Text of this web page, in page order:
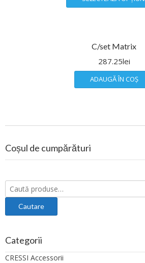
C/set Matrix
287.25lei
ADAUGĂ ÎN COȘ
Coșul de cumpărături
Caută:
Categorii
CRESSI Accessorii